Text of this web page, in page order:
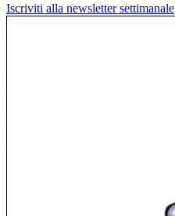
Iscriviti alla newsletter settimanale